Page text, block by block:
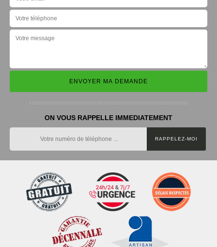
ON VOUS RAPPELLE IMMEDIATEMENT